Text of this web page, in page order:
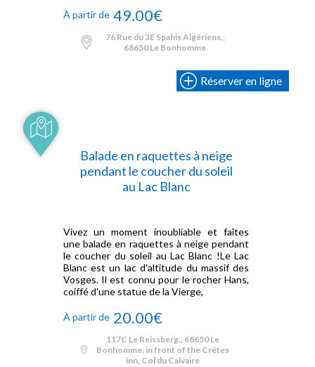
À partir de 49.00€
76 Rue du 3E Spahis Algériens,,
68650 Le Bonhomme
Réserver en ligne
Balade en raquettes à neige
pendant le coucher du soleil
au Lac Blanc
Vivez un moment inoubliable et faîtes
une balade en raquettes à neige pendant
le coucher du soleil au Lac Blanc !Le Lac
Blanc est un lac d’altitude du massif des
Vosges. Il est connu pour le rocher Hans,
coiffé d'une statue de la Vierge,
À partir de 20.00€
117C Le Reissberg,, 68650 Le
Bonhomme, in front of the Crêtes
inn, Col du Calvaire